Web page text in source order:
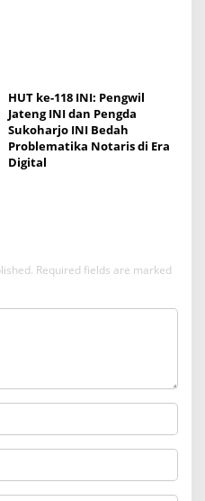
HUT ke-118 INI: Pengwil
Jateng INI dan Pengda
Sukoharjo INI Bedah
Problematika Notaris di Era
Digital
Required fields are marked